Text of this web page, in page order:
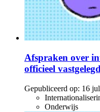
Afspraken over
officieel vastgelegd
Gepubliceerd op: 16
Onderwijs